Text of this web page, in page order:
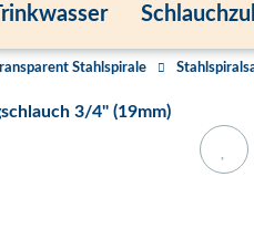
Stahlspirale